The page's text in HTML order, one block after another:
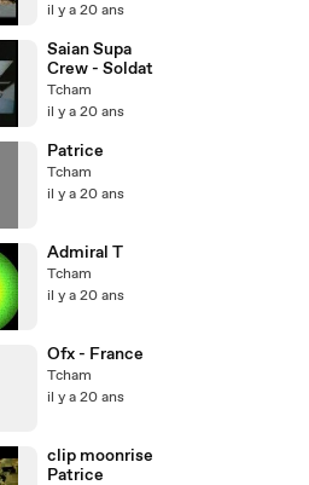
il y a 20 ans
Saian Supa
Crew - Soldat
Tcham
il y a 20 ans
Patrice
Tcham
il y a 20 ans
Admiral T
Tcham
il y a 20 ans
Ofx - France
Tcham
il y a 20 ans
clip moonrise
Patrice